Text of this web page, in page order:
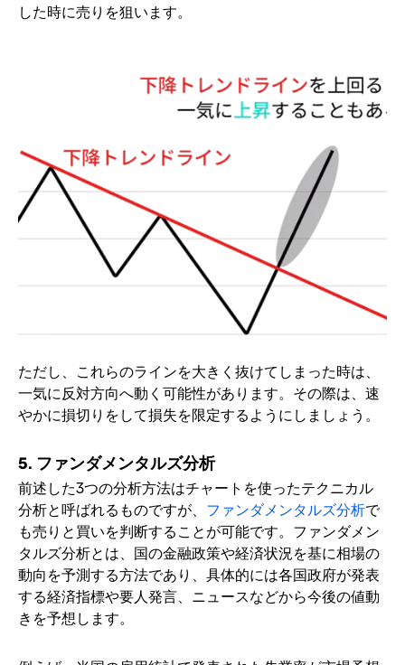
した時に売りを狙います。
ただし、これらのラインを大きく抜けてしまった時は、
一気に反対方向へ動く可能性があります。その際は、速
やかに損切りをして損失を限定するようにしましょう。
5. ファンダメンタルズ分析
前述した3つの分析方法はチャートを使ったテクニカル
分析と呼ばれるものですが、 ファンダメンタルズ分析で
も売りと買いを判断することが可能です。ファンダメン
タルズ分析とは、国の金融政策や経済状況を基に相場の
動向を予測する方法であり、具体的には各国政府が発表
する経済指標や要人発言、ニュースなどから今後の値動
きを予想します。